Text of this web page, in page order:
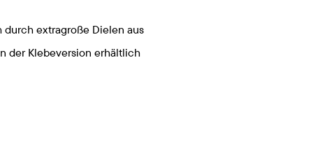
durch extragroße Dielen aus
der Klebeversion erhältlich